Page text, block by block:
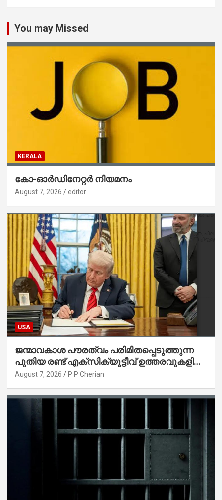
You may Missed
KERALA
കോ-ഓർഡിനേറ്റർ നിയമനം
August 7, 2026 editor
USA
ജന്മാവകാശ പൗരത്വം പരിമിതപ്പെടുത്തുന്ന
പുതിയ രണ്ട് എക്സിക്യൂട്ടീവ് ഉത്തരവുകളിൽ
ട്രംപ് ഒപ്പുവെച്ചു
August 7, 2026 P P Cherian